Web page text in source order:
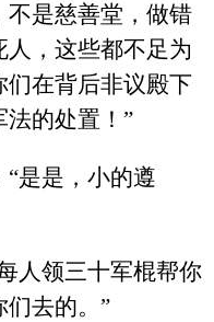
不是慈善堂，做错
，这些都不足为
们在背后非议殿下
的处置！”
是是，小的遵
人领三十军棍帮你
去的。”